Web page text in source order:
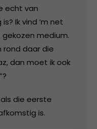
echt van
Ik vind ‘m net
medium.
rond daar die
dan moet ik ook
die eerste
is.